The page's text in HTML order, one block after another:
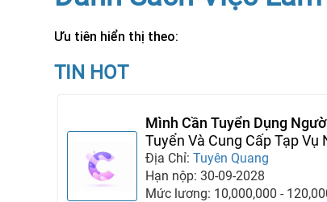
Ưu tiên hiển thị theo:
TIN HOT
Mình Cần Tuyển Dụng
Mình
Tuyển Và Cung Cấp Tạp Vụ
Việc
Địa Chỉ:Tuyên Quang
Hạn nộp: 30-09-2028
Mức lương: 10,000,000 -